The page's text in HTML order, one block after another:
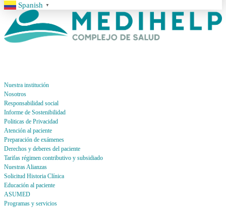
Spanish ▼
Nuestra institución
Nosotros
Responsabilidad social
Informe de Sostenibilidad
Politicas de Privacidad
Atención al paciente
Preparación de exámenes
Derechos y deberes del paciente
Tarifas régimen contributivo y subsidiado
Nuestras Alianzas
Solicitud Historia Clínica
Educación al paciente
ASUMED
Programas y servicios